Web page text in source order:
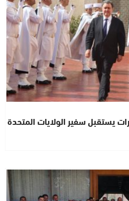
يستقبل سفير الولايات المتحدة